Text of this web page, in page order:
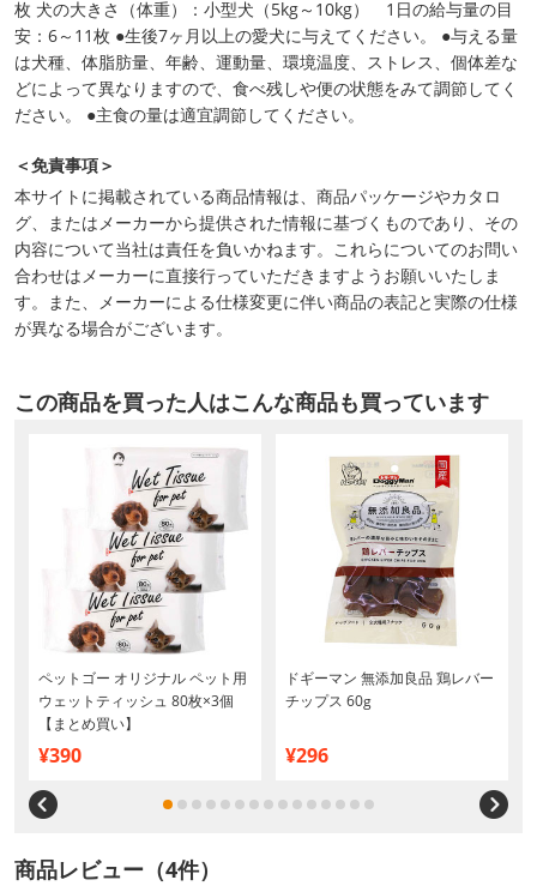
枚 犬の大きさ（体重）：小型犬（5kg～10kg） 1日の給与量の目
安：6～11枚 ●生後7ヶ月以上の愛犬に与えてください。 ●与える量
は犬種、体脂肪量、年齢、運動量、環境温度、ストレス、個体差な
どによって異なりますので、食べ残しや便の状態をみて調節してく
ださい。 ●主食の量は適宜調節してください。
＜免責事項＞
本サイトに掲載されている商品情報は、商品パッケージやカタロ
グ、またはメーカーから提供された情報に基づくものであり、その
内容について当社は責任を負いかねます。これらについてのお問い
合わせはメーカーに直接行っていただきますようお願いいたしま
す。また、メーカーによる仕様変更に伴い商品の表記と実際の仕様
が異なる場合がございます。
この商品を買った人はこんな商品も買っています
ペットゴー オリジナル ペット用
ウェットティッシュ 80枚×3個
【まとめ買い】
¥390
ドギーマン 無添加良品 鶏レバー
チップス 60g
¥296
商品レビュー（4件）